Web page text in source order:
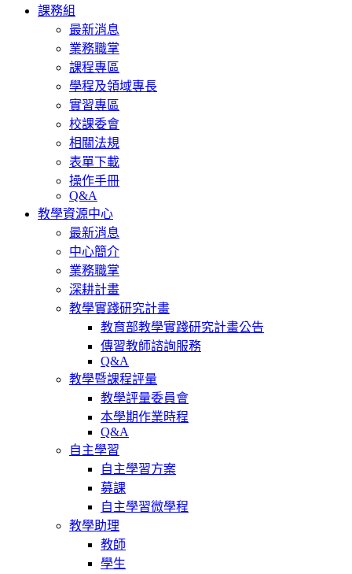
課務組
最新消息
業務職掌
課程專區
學程及領域專長
實習專區
校課委會
相關法規
表單下載
操作手冊
Q&A
教學資源中心
最新消息
中心簡介
業務職掌
深耕計畫
教學實踐研究計畫
教育部教學實踐研究計畫公告
傳習教師諮詢服務
Q&A
教學暨課程評量
教學評量委員會
本學期作業時程
Q&A
自主學習
自主學習方案
募課
自主學習微學程
教學助理
教師
學生